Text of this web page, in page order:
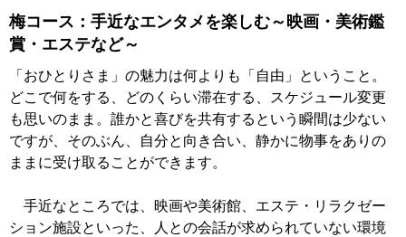
梅コース：手近なエンタメを楽しむ～映画・美術鑑
賞・エステなど～
「おひとりさま」の魅力は何よりも「自由」ということ。
どこで何をする、どのくらい滞在する、スケジュール変更
も思いのまま。誰かと喜びを共有するという瞬間は少ない
ですが、そのぶん、自分と向き合い、静かに物事をありの
ままに受け取ることができます。
手近なところでは、映画や美術館、エステ・リラクゼー
ション施設といった、人との会話が求められていない環境